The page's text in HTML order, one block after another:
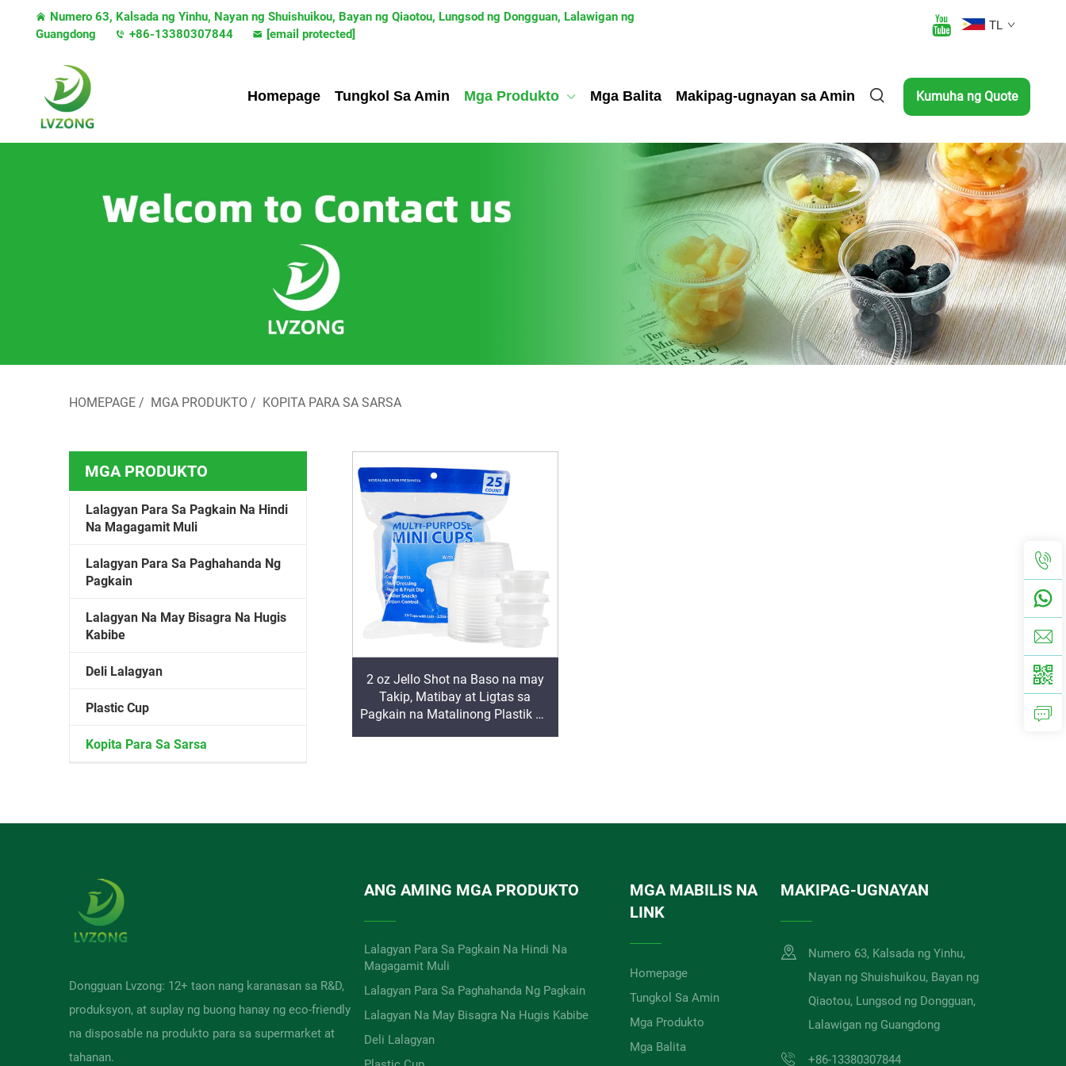
Numero 63, Kalsada ng Yinhu, Nayan ng Shuishuikou, Bayan ng Qiaotou, Lungsod ng Dongguan, Lalawigan ng
Guangdong
+86-13380307844 [email protected]
TL
Homepage Tungkol Sa Amin Mga Produkto Mga Balita Makipag-ugnayan sa Amin Kumuha ng Quote
HOMEPAGE / MGA PRODUKTO / KOPITA PARA SA SARSA
MGA PRODUKTO
Lalagyan Para Sa Pagkain Na Hindi
Na Magagamit Muli
Lalagyan Para Sa Paghahanda Ng
Pagkain
Lalagyan Na May Bisagra Na Hugis
Kabibe
Deli Lalagyan
Plastic Cup
Kopita Para Sa Sarsa
2 oz Jello Shot na Baso na may
Takip, Matibay at Ligtas sa
Pagkain na Matalinong Plastik na
Dongguan Lvzong: 12+ taon nang karanasan sa R&D,
produksyon, at suplay ng buong hanay ng eco-friendly
na disposable na produkto para sa supermarket at
tahanan.
ANG AMING MGA PRODUKTO
Lalagyan Para Sa Pagkain Na Hindi Na
Magagamit Muli
Lalagyan Para Sa Paghahanda Ng Pagkain
Lalagyan Na May Bisagra Na Hugis Kabibe
Deli Lalagyan
MGA MABILIS NA
LINK
Homepage
Tungkol Sa Amin
Mga Produkto
Mga Balita
MAKIPAG-UGNAYAN
Numero 63, Kalsada ng Yinhu,
Nayan ng Shuishuikou, Bayan ng
Qiaotou, Lungsod ng Dongguan,
Lalawigan ng Guangdong
+86-13380307844